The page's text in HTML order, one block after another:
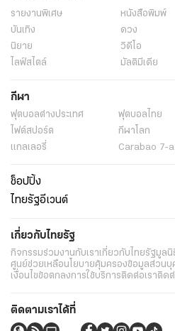
อุทยานแห่งชาติดอยอินทนนท์ ประตูท่าแพ
รายงานพิเศษ หนังสือพิมพ์
บันเทิง
ดวง
นิยาย
วิดีโอ
ไลฟ์สไตล์
มัลติมีเดีย
กีฬา
ฟุตบอลต่่างประเทศ ฟุตบอลไทย
ไฟต์สปอร์ต
กีฬาโลก
แกลเลอรี่
Carabao 7-
ช็อปปิ้ง
ไทยรัฐอีเวนต์
เกี่ยวกับไทยรัฐ
กิจกรรมร่วมงานกับเราเกี่ยวกับไทยรัฐมูลนิ
ศูนย์ช่วยเหลือนโยบายคุ้มครองข้อมูลส่วนบุ
เงื่อนไขข้อตกลงการใช้บริการติดต่อเราติด
ติดตามเราได้ที่